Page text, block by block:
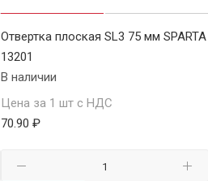
Отвертка плоская SL3 75 мм SPARTA
13201
В наличии
Цена за 1 шт с НДС
70.90 ₽